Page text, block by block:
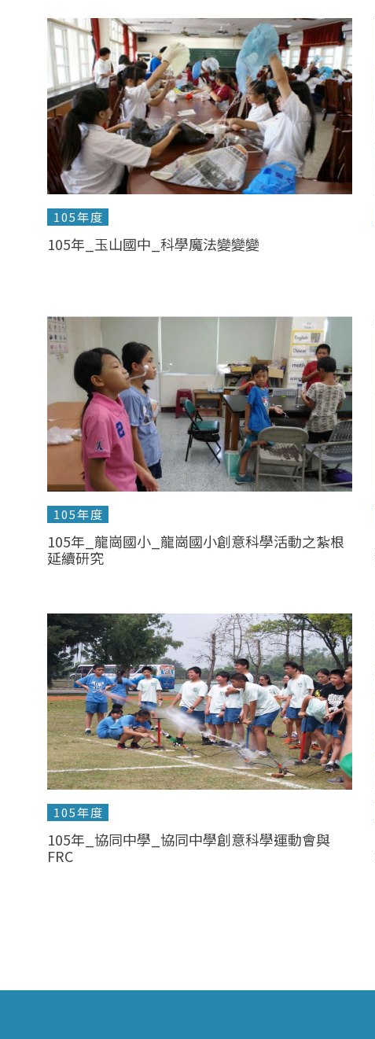
105年度
105年_玉山國中_科學魔法變變變
105年度
105年_龍崗國小_龍崗國小創意科學活動之紮根
延續研究
105年度
105年_協同中學_協同中學創意科學運動會與
FRC